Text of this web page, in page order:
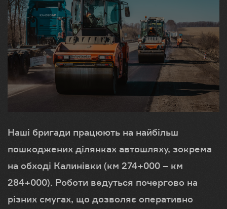
Наші бригади працюють на найбільш
пошкоджених ділянках автошляху, зокрема
на обході Калинівки (км 274+000 – км
284+000). Роботи ведуться почергово на
різних смугах, що дозволяє оперативно